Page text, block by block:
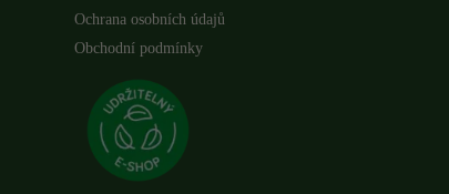
Ochrana osobních údajů
Obchodní podmínky